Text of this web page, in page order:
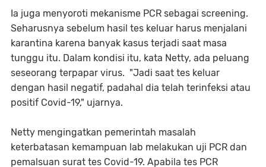
Ia juga menyoroti mekanisme PCR sebagai screening.
Seharusnya sebelum hasil tes keluar harus menjalani
karantina karena banyak kasus terjadi saat masa
tunggu itu. Dalam kondisi itu, kata Netty, ada peluang
seseorang terpapar virus. "Jadi saat tes keluar
dengan hasil negatif, padahal dia telah terinfeksi atau
positif Covid-19," ujarnya.
Netty mengingatkan pemerintah masalah
keterbatasan kemampuan lab melakukan uji PCR dan
pemalsuan surat tes Covid-19. Apabila tes PCR